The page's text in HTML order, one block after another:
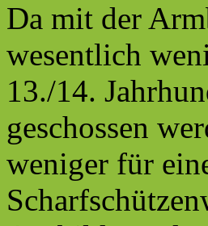
Da mit der
wesentlich
13./14.
geschossen
weniger für